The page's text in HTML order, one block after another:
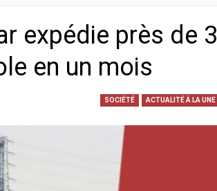
expédie près de 3
en un mois
SOCIÉTÉ ACTUALITÉ À LA UNE